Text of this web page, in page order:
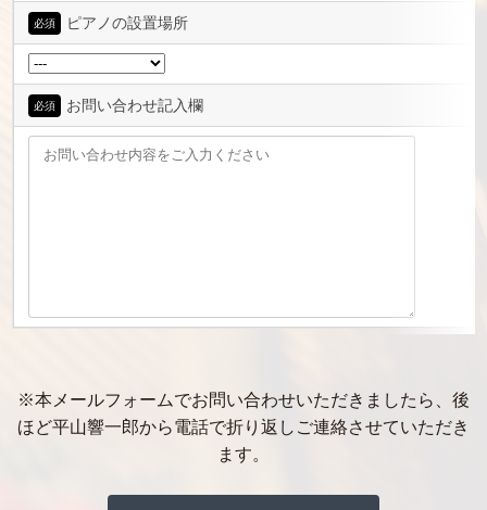
必須 ピアノの設置場所
必須 お問い合わせ記入欄
※本メールフォームでお問い合わせいただきましたら、後
ほど平山響一郎から電話で折り返しご連絡させていただき
ます。